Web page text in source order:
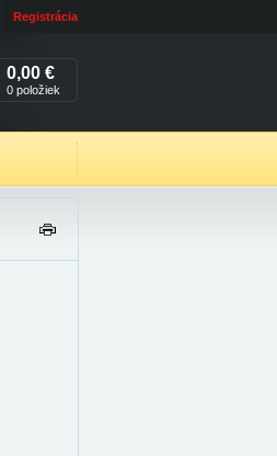
Registrácia
0,00 €
0 položiek
IŤ